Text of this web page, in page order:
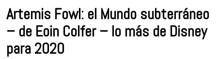
Artemis Fowl: el Mundo subterráneo
– de Eoin Colfer – lo más de Disney
para 2020